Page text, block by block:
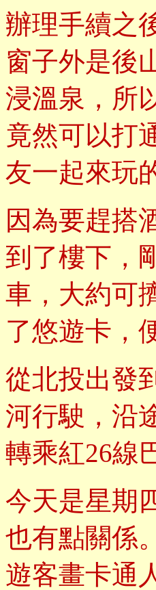
辦理手續之
窗子外是後
浸溫泉，所
竟然可以打
友一起來玩
因為要趕搭
到了樓下，
車，大約可
了悠遊卡，
從北投出發
河行駛，沿
轉乘紅26線
今天是星期
也有點關係
遊客畫卡通